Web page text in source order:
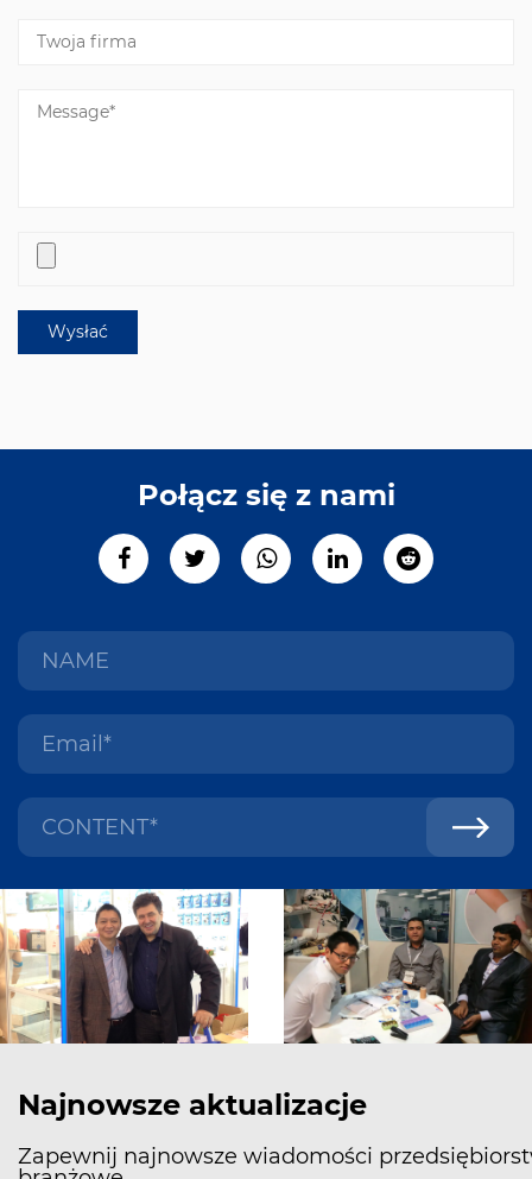
Połącz się z nami
Najnowsze aktualizacje
Zapewnij najnowsze wiadomości